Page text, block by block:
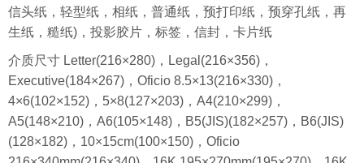
信头纸，轻型纸，相纸，普通纸，预打印纸，预穿孔纸，再
生纸，糙纸)，投影胶片，标签，信封，卡片纸
介质尺寸 Letter(216×280)，Legal(216×356)，
Executive(184×267)，Oficio 8.5×13(216×330)，
4×6(102×152)，5×8(127×203)，A4(210×299)，
A5(148×210)，A6(105×148)，B5(JIS)(182×257)，B6(JIS)
(128×182)，10×15cm(100×150)，Oficio